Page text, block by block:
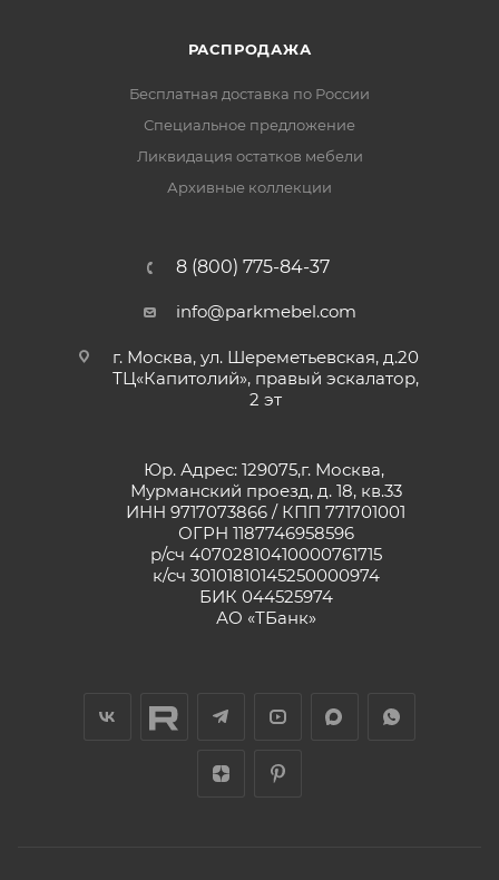
РАСПРОДАЖА
Бесплатная доставка по России
Специальное предложение
Ликвидация остатков мебели
Архивные коллекции
8 (800) 775-84-37
info@parkmebel.com
г. Москва, ул. Шереметьевская, д.20
ТЦ«Капитолий», правый эскалатор,
2 эт
Юр. Адрес: 129075,г. Москва,
Мурманский проезд, д. 18, кв.33
ИНН 9717073866 / КПП 771701001
ОГРН 1187746958596
р/сч 40702810410000761715
к/сч 30101810145250000974
БИК 044525974
АО «ТБанк»